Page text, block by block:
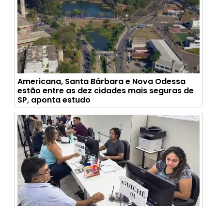
Americana, Santa Bárbara e Nova Odessa
estão entre as dez cidades mais seguras de
SP, aponta estudo